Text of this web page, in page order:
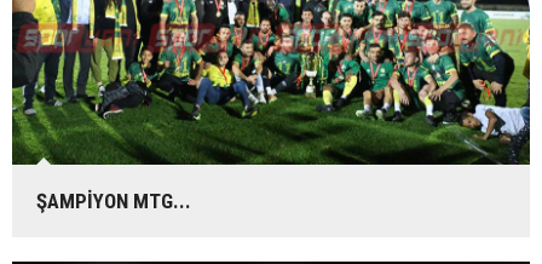
ŞAMPİYON MTG...